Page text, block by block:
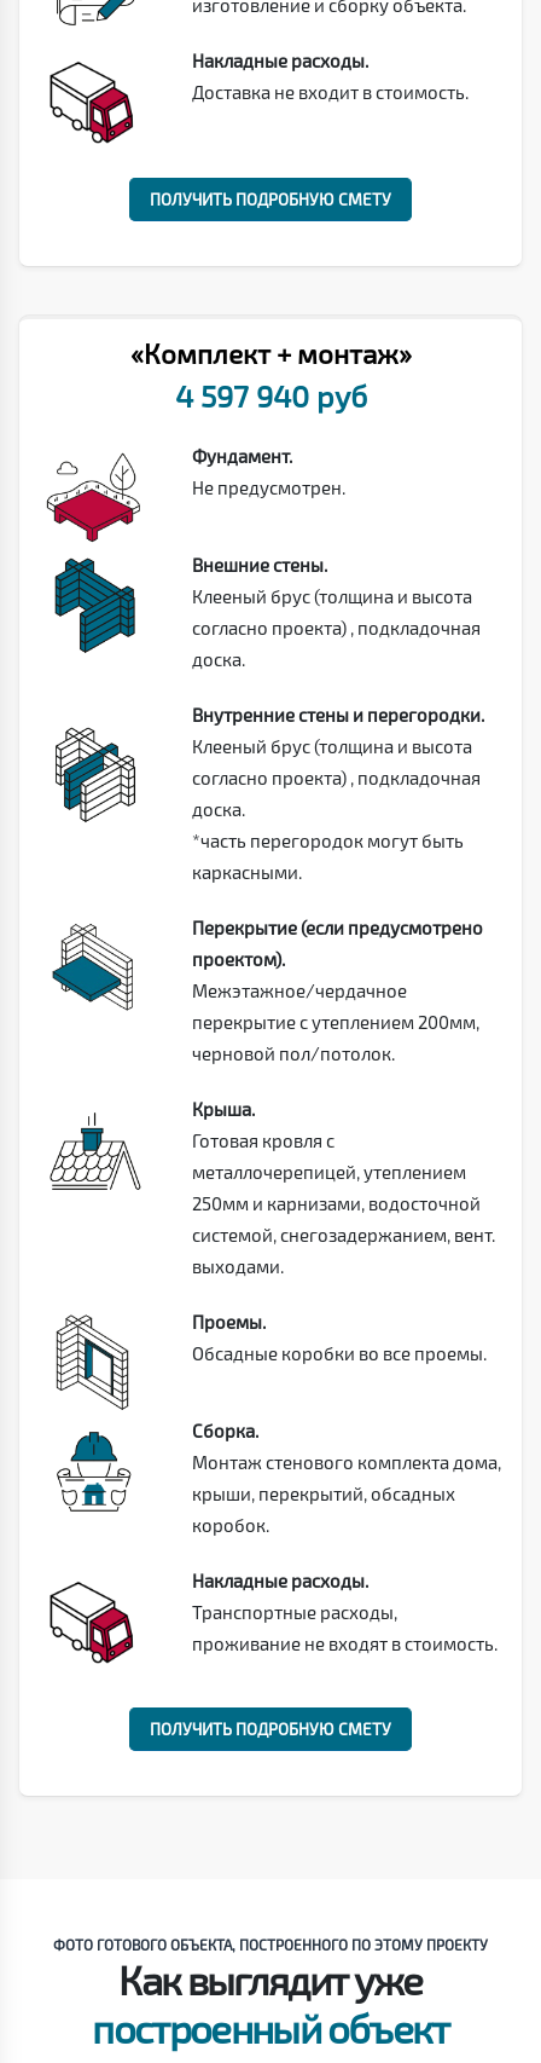
изготовление и сборку объекта.
Накладные расходы.
Доставка не входит в стоимость.
ПОЛУЧИТЬ ПОДРОБНУЮ СМЕТУ
«Комплект + монтаж»
4 597 940 руб
Фундамент.
Не предусмотрен.
Внешние стены.
Клееный брус (толщина и высота
согласно проекта) , подкладочная
доска.
Внутренние стены и перегородки.
Клееный брус (толщина и высота
согласно проекта) , подкладочная
доска.
*часть перегородок могут быть
каркасными.
Перекрытие (если предусмотрено
проектом).
Межэтажное/чердачное
перекрытие с утеплением 200мм,
черновой пол/потолок.
Крыша.
Готовая кровля с
металлочерепицей, утеплением
250мм и карнизами, водосточной
системой, снегозадержанием, вент.
выходами.
Проемы.
Обсадные коробки во все проемы.
Сборка.
Монтаж стенового комплекта дома,
крыши, перекрытий, обсадных
коробок.
Накладные расходы.
Транспортные расходы,
проживание не входят в стоимость.
ПОЛУЧИТЬ ПОДРОБНУЮ СМЕТУ
ФОТО ГОТОВОГО ОБЪЕКТА, ПОСТРОЕННОГО ПО ЭТОМУ ПРОЕКТУ
Как выглядит уже
построенный объект